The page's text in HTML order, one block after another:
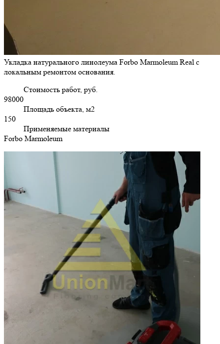
Укладка натурального линолеума Forbo Marmoleum Real с
локальным ремонтом основания.
Стоимость работ, руб.
98000
Площадь объекта, м2
150
Применяемые материалы
Forbo Marmoleum